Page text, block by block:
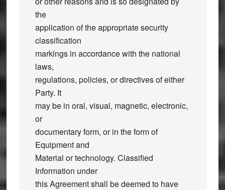
the
application of the appropriate security
classification
markings in accordance with the national
laws,
regulations, policies, or directives of either
Party. It
may be in oral, visual, magnetic, electronic,
or
documentary form, or in the form of
Equipment and
Material or technology. Classified
Information under
this Agreement shall be deemed to have